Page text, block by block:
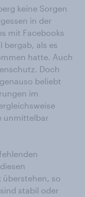
keine Sorgen
in der
mit Facebooks
bergab, als es
hatte. Auch
Doch
beliebt
im
unmittelbar
überstehen, so
stabil oder